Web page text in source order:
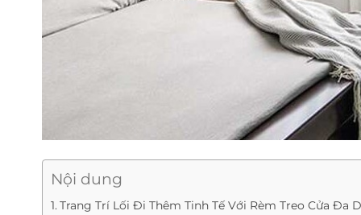
Nội dung
Trang Trí Lối Đi Thêm Tinh Tế Với Rèm Treo Cửa Đa